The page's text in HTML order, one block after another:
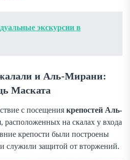
экскурсии в
и Аль-Мирани:
Маската
с посещения крепостей Аль-
, расположенных на скалах у входа
крепости были построены
служили защитой от вторжений.